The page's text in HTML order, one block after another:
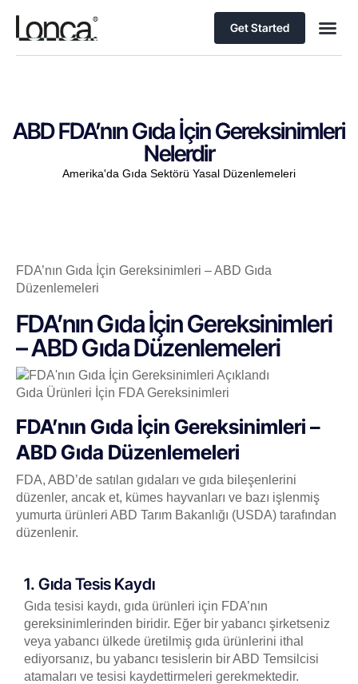
Get Started
ABD FDA’nın Gıda İçin Gereksinimleri
Nelerdir
Amerika'da Gıda Sektörü Yasal Düzenlemeleri
FDA’nın Gıda İçin Gereksinimleri – ABD Gıda
Düzenlemeleri
FDA’nın Gıda İçin Gereksinimleri
– ABD Gıda Düzenlemeleri
Gıda Ürünleri İçin FDA Gereksinimleri
FDA’nın Gıda İçin Gereksinimleri –
ABD Gıda Düzenlemeleri
FDA, ABD’de satılan gıdaları ve gıda bileşenlerini
düzenler, ancak et, kümes hayvanları ve bazı işlenmiş
yumurta ürünleri ABD Tarım Bakanlığı (USDA) tarafından
düzenlenir.
1. Gıda Tesis Kaydı
Gıda tesisi kaydı, gıda ürünleri için FDA’nın
gereksinimlerinden biridir. Eğer bir yabancı şirketseniz
veya yabancı ülkede üretilmiş gıda ürünlerini ithal
ediyorsanız, bu yabancı tesislerin bir ABD Temsilcisi
atamaları ve tesisi kaydettirmeleri gerekmektedir.